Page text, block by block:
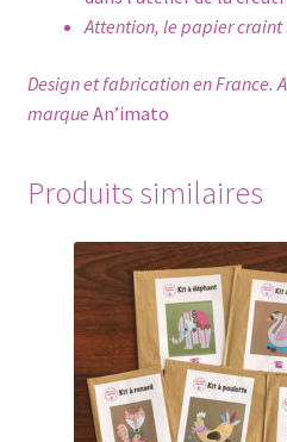
Attention, le papier craint
Design et fabrication en France.
marque An’imato
Produits similaires